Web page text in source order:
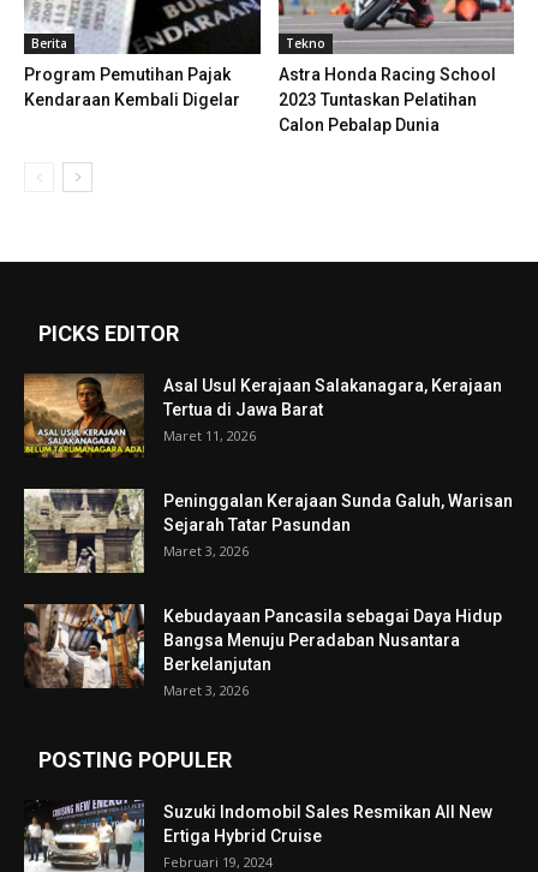
Berita
Program Pemutihan Pajak
Kendaraan Kembali Digelar
Tekno
Astra Honda Racing School
2023 Tuntaskan Pelatihan
Calon Pebalap Dunia
PICKS EDITOR
Asal Usul Kerajaan Salakanagara, Kerajaan
Tertua di Jawa Barat
Maret 11, 2026
Peninggalan Kerajaan Sunda Galuh, Warisan
Sejarah Tatar Pasundan
Maret 3, 2026
Kebudayaan Pancasila sebagai Daya Hidup
Bangsa Menuju Peradaban Nusantara
Berkelanjutan
Maret 3, 2026
POSTING POPULER
Suzuki Indomobil Sales Resmikan All New
Ertiga Hybrid Cruise
Februari 19, 2024